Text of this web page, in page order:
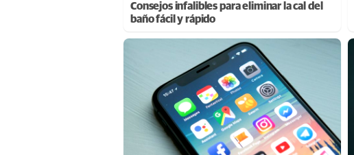
Consejos infalibles para eliminar la cal del
baño fácil y rápido